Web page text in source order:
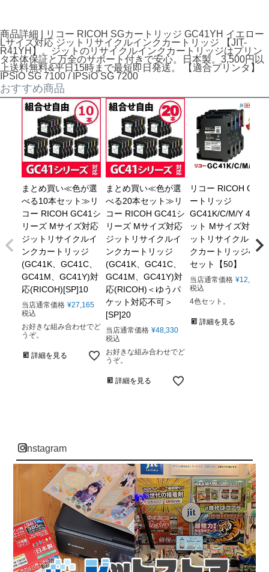
商品詳細 | リコー RICOH SGカートリッジ GC41YH イエロー
Lサイズ対応 ジットリサイクルインクカートリッジ 【JIT-
R41YH】。ジットのリサイクルインクカートリッジはプリン
タ本体保証と万全のサポート付きで安心。日本製。3,500円以
上送料無料&平日15時まで最短即日発送。 【適合プリンタ】
IPSiO SG 7100 / IPSiO SG 7200
おすすめ商品
まとめ買い≪色が選
べる10本セット≫リ
コー RICOH GC41シ
リーズ Mサイズ対応
ジットリサイクルイ
ンクカートリッジ
(GC41K、GC41C、
GC41M、GC41Y)対
応(RICOH)[SP]10
当店通常価格 ¥27,165
税込
お好きな組み合わせでど
うぞ。
詳細を見る
まとめ買い≪色が選
べる20本セット≫リ
コー RICOH GC41シ
リーズ Mサイズ対応
ジットリサイクルイ
ンクカートリッジ
(GC41K、GC41C、
GC41M、GC41Y)対
応(RICOH)＜ゆうパ
ケット対応不可＞
[SP]20
当店通常価格 ¥48,330
税込
お好きな組み合わせでど
うぞ。
詳細を見る
リコー RICOH GXカ
ートリッジ
GC41K/C/M/Y 4色セ
ット Mサイズ対応 ジ
ットリサイクルイン
クカートリッジ4色
セット【50】
当店通常価格 ¥12,106
税込
4色セット。
詳細を見る
instagram